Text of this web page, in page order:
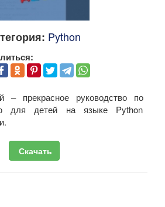
Python
– прекрасное руководство по
для детей на языке Python
Скачать